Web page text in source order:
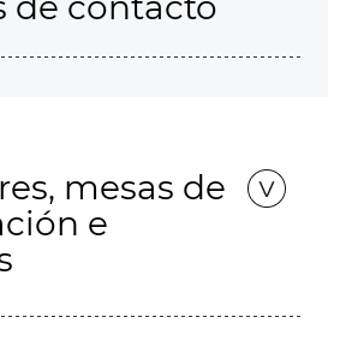
mesas de
e